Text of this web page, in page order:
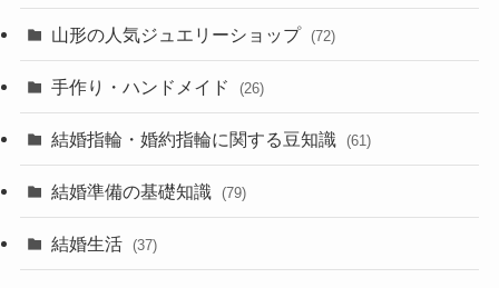
山形の人気ジュエリーショップ (72)
手作り・ハンドメイド (26)
結婚指輪・婚約指輪に関する豆知識 (61)
結婚準備の基礎知識 (79)
結婚生活 (37)